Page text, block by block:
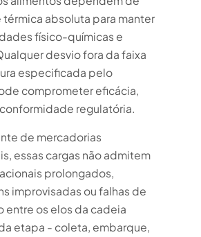
absoluta para manter
físico-químicas e
desvio fora da faixa
especificada pelo
comprometer eficácia,
regulatória.
de mercadorias
essas cargas não admitem
prolongados,
improvisadas ou falhas de
entre os elos da cadeia
etapa - coleta, embarque,